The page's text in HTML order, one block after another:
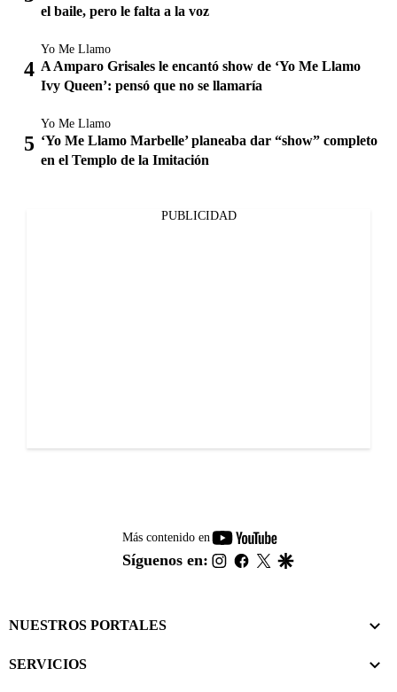
el baile, pero le falta a la voz
Yo Me Llamo
A Amparo Grisales le encantó show de ‘Yo Me Llamo
Ivy Queen’: pensó que no se llamaría
Yo Me Llamo
‘Yo Me Llamo Marbelle’ planeaba dar “show” completo
en el Templo de la Imitación
PUBLICIDAD
Más contenido en
youtube-
footer
Síguenos en: instagram
facebook
twitter
NUESTROS PORTALES
SERVICIOS